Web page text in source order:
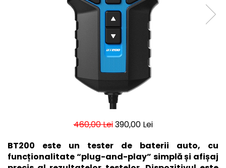
460,00 Lei390,00 Lei
BT200 este un tester de baterii auto, cu
funcționalitate “plug-and-play” simplă și afișaj